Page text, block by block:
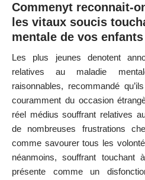
Commenyt reconnait-
les vitaux soucis
mentale de vos
Les plus jeunes denotent
relatives au maladie
raisonnables, recommandé
couramment du occasion
réel médius souffrant relatives
de nombreuses frustrations
comme savourer tous les
néanmoins, souffrant touchant
présente comme un